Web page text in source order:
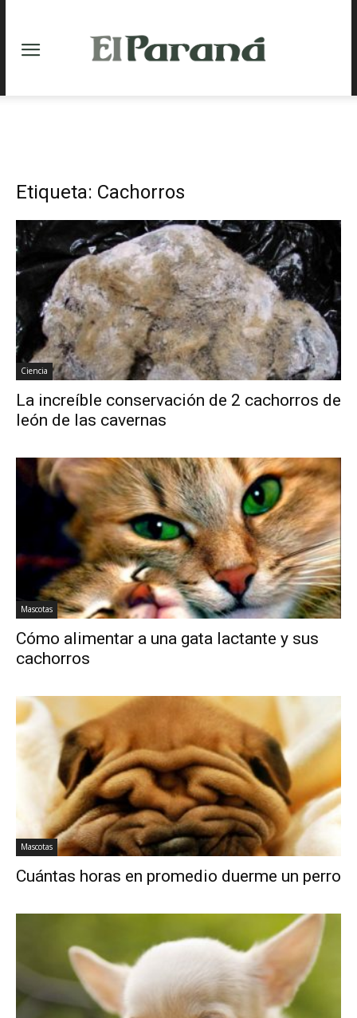
Etiqueta: Cachorros
Ciencia
La increíble conservación de 2 cachorros de
león de las cavernas
Mascotas
Cómo alimentar a una gata lactante y sus
cachorros
Mascotas
Cuántas horas en promedio duerme un perro